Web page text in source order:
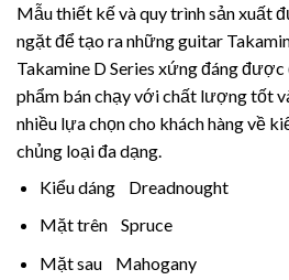
Mẫu thiết kế và quy trình sản xuất
ngặt để tạo ra những guitar
Takamine D Series xứng đáng được
phẩm bán chạy với chất lượng tốt
nhiều lựa chọn cho khách hàng về
chủng loại đa dạng.
Kiểu dáng Dreadnought
Mặt trên Spruce
Mặt sau Mahogany